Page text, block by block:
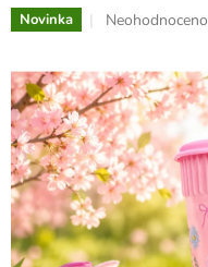
Novinka
Průměrné
je
0,0
z
5
hvězdiček.
Neohodnoceno